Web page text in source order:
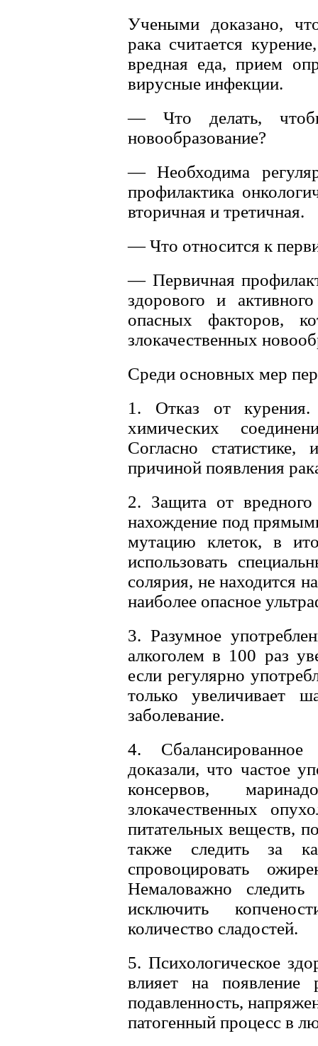
Учеными доказано,
рака считается
вредная еда, прием
вирусные инфекции.
— Что делать, чтобы
новообразование?
— Необходима
профилактика
вторичная и третичная.
— Что относится к
— Первичная
здорового и
опасных факторов,
злокачественных
Среди основных мер
1. Отказ от
химических
Согласно
причиной появления
2. Защита от вредного
нахождение под
мутацию клеток, в
использовать
солярия, не находится
наиболее опасное
3. Разумное
алкоголем в 100 раз
если регулярно
только увеличивает
заболевание.
4. Сбалансированное
доказали, что частое
консервов,
злокачественных
питательных веществ,
также следить за
спровоцировать
Немаловажно
исключить
количество сладостей.
5. Психологическое
влияет на появление
подавленность,
патогенный процесс в